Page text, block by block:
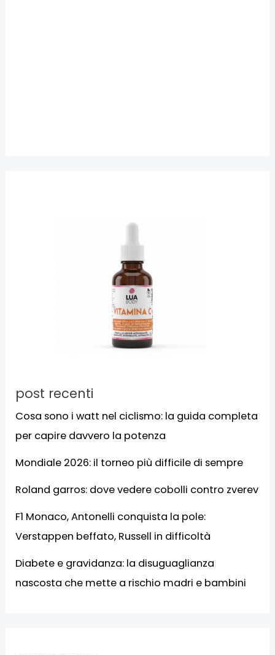
post recenti
Cosa sono i watt nel ciclismo: la guida completa
per capire davvero la potenza
Mondiale 2026: il torneo più difficile di sempre
Roland garros: dove vedere cobolli contro zverev
F1 Monaco, Antonelli conquista la pole:
Verstappen beffato, Russell in difficoltà
Diabete e gravidanza: la disuguaglianza
nascosta che mette a rischio madri e bambini